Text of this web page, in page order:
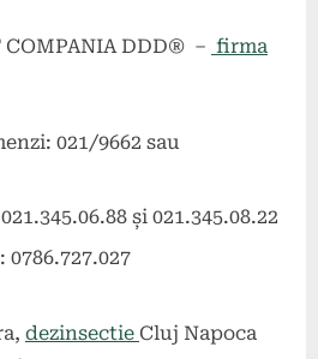
COMPANIA DDD® – firma
021/9662 sau
și 021.345.08.22
dezinsectie Cluj Napoca